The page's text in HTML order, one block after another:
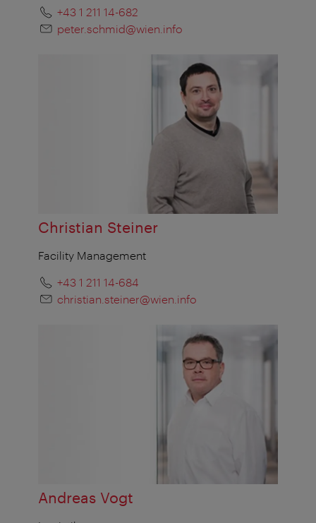
+43 1 211 14-682
peter.schmid@wien.info
Christian Steiner
Facility Management
+43 1 211 14-684
christian.steiner@wien.info
Andreas Vogt